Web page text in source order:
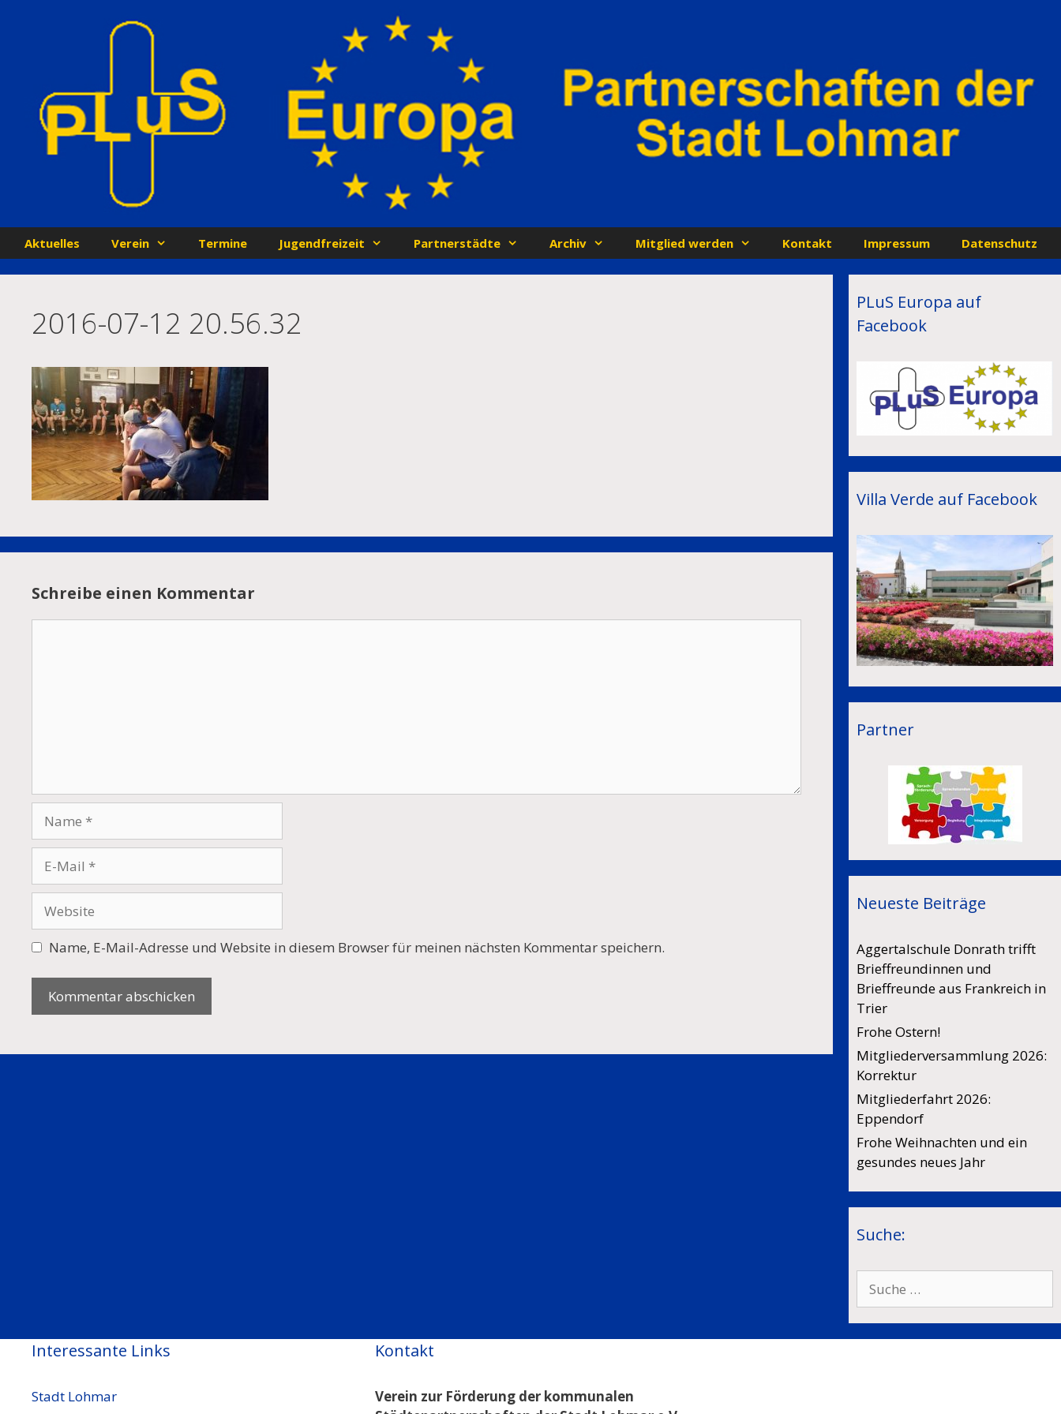
Aktuelles Verein Termine Jugendfreizeit Partnerstädte Archiv Mitglied werden Kontakt Impressum Datenschutz
2016-07-12 20.56.32
Schreibe einen Kommentar
Mail
Name, E-Mail-Adresse und Website in diesem Browser für meinen nächsten Kommentar speichern.
PLuS Europa auf
Facebook
Villa Verde auf Facebook
Partner
Neueste Beiträge
Aggertalschule Donrath trifft
Brieffreundinnen und
Brieffreunde aus Frankreich in
Trier
Frohe Ostern!
Mitgliederversammlung 2026:
Korrektur
Mitgliederfahrt 2026:
Eppendorf
Frohe Weihnachten und ein
gesundes neues Jahr
Suche:
nach:
Interessante Links
Stadt Lohmar
Kontakt
Verein zur Förderung der kommunalen